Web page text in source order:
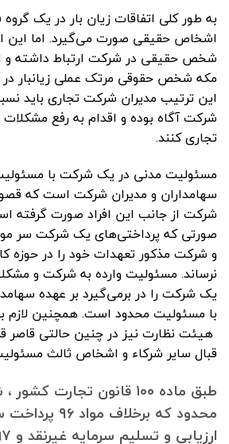
به طور کلی اتفاقات زیان بار در یک
اشخاص حقیقی صورت می‌گیرد. اما این
شخص حقیقی در شرکت ارتباط داشته و
مکه شخص حقوقی مرتک عملی زیانبار
این ترتیب مدیران شرکت تجاری باید
شرکت آگاه بوده و اقدام به رفع مشکلات
تجاری کنند.
مسئولیت مدنی در یک شرکت با
سهامداران و مدیران شرکت است که
شرکت از جانب این افراد صورت گرفته
صورتی که پرداختی‌های یک شرکت سر
و شرکت مذکور تعهدات خود را در حوزه
نرساند. مسئولیت وارده به شرکت و
یک شرکت را در برمی‌گیرد بر عهده
با مسئولیت محدود است. همچنین لازم
هیئت نظارت نیز در چنین حالتی قاصر
قبال سایر شرکاء و اشخاص ثالث
طبق ماده ۱۰۰ قانون
محدود که برخلاف